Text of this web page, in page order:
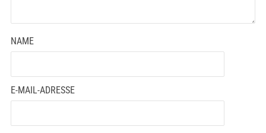
NAME
E-MAIL-ADRESSE